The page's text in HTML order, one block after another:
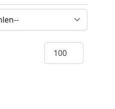
Menge